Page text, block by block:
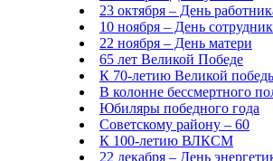
23 октября – День
10 ноября – День
22 ноября – День матери
65 лет Великой Победе
К 70-летию Великой
В колонне бессмертного
Юбиляры победного года
Советскому району – 60
К 100-летию ВЛКСМ
22 декабря – День